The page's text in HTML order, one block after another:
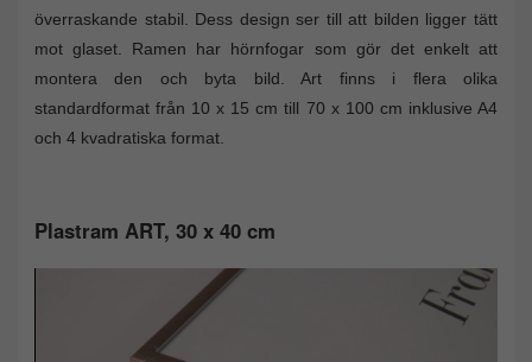
överraskande stabil. Dess design ser till att bilden ligger tätt
mot glaset. Ramen har hörnfogar som gör det enkelt att
montera den och byta bild. Art finns i flera olika
standardformat från 10 x 15 cm till 70 x 100 cm inklusive A4
och 4 kvadratiska format.
Plastram ART, 30 x 40 cm